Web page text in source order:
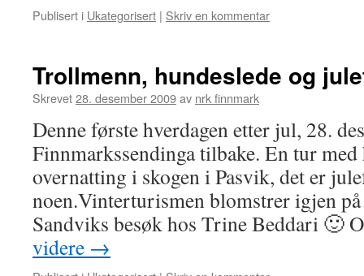
Publisert i Ukategorisert | Skriv en kommentar
Trollmenn, hundeslede og
Skrevet28. desember 2009av nrk finnmark
Denne første hverdagen etter jul, 28.
Finnmarkssendinga tilbake. En tur med
overnatting i skogen i Pasvik, det er
noen.Vinterturismen blomstrer igjen
Sandviks besøk hos Trine Beddari
videre →